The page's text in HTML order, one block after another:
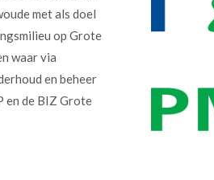
met als doel
op Grote
waar via
en beheer
en de BIZ Grote